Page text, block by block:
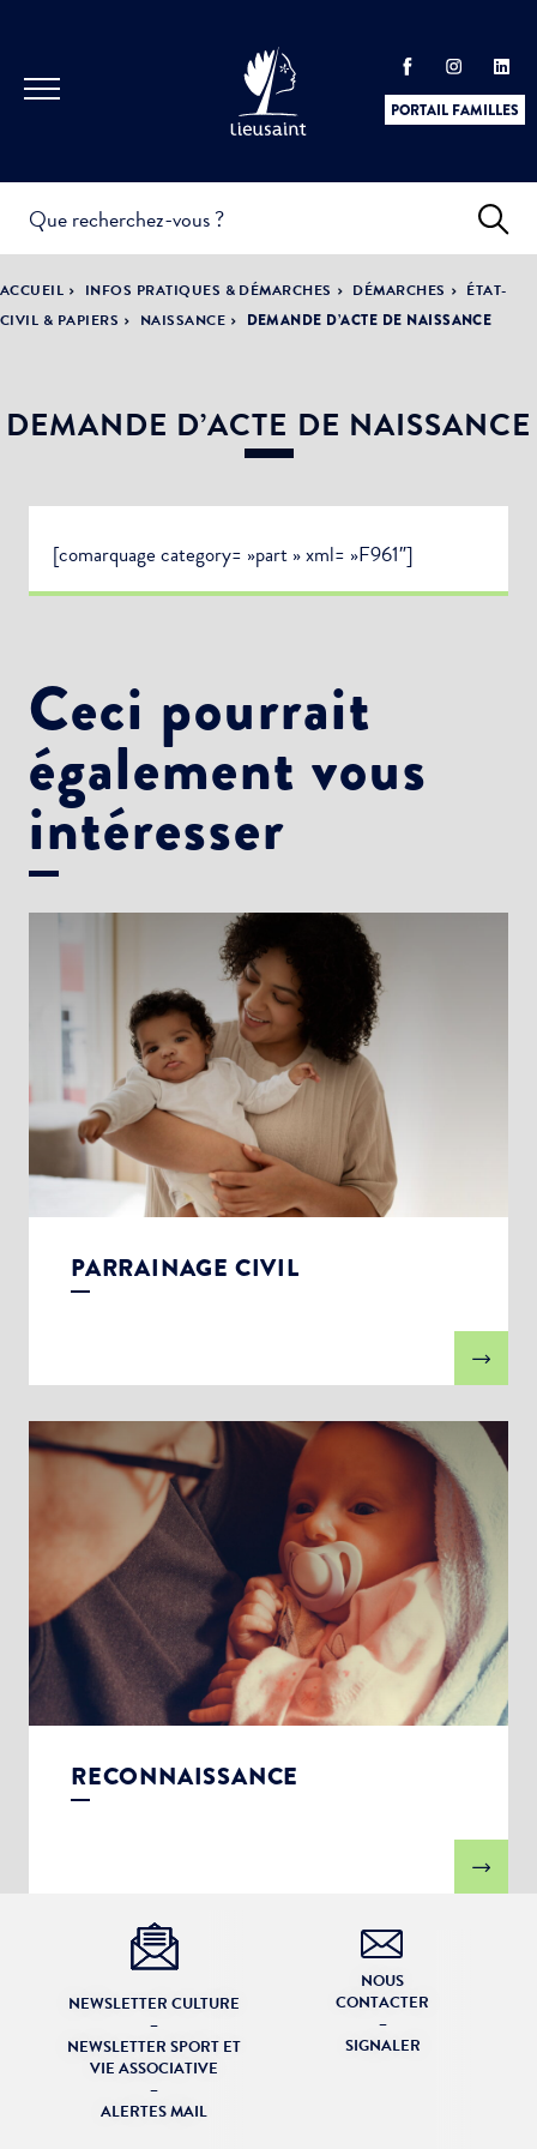
PORTAIL FAMILLES
PRATIQUES &
DÉMARCHES
ACTUALITÉS &
ÉVÈNEMENTS
LA VILLE
DÉMOCRATIE
PARTICIPATIVE
ACCUEIL INFOS PRATIQUES & DÉMARCHES DÉMARCHES
ÉTAT-
CIVIL & PAPIERS
NAISSANCE DEMANDE D’ACTE DE NAISSANCE
DEMANDE D’ACTE DE NAISSANCE
[comarquage category= »part » xml= »F961″]
Ceci pourrait
également vous
intéresser
PARRAINAGE CIVIL
RECONNAISSANCE
NEWSLETTER CULTURE
–
NEWSLETTER SPORT ET
VIE ASSOCIATIVE
–
ALERTES MAIL
NOUS
CONTACTER
–
SIGNALER
Newsletter Sport et Vie associative